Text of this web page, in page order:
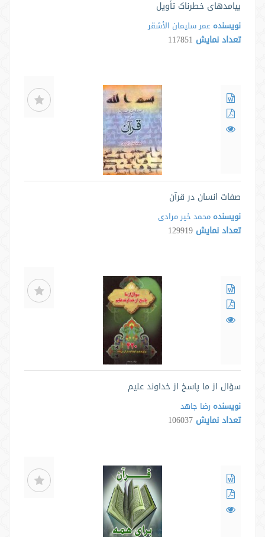
پیامدهای خطرناک تأویل
نویسنده عمر سلیمان الأشقر
تعداد نمایش 117851
صفات انسان در قرآن
نویسنده محمد خیر مرادی
تعداد نمایش 129919
سؤال از ما پاسخ از خداوند علیم
نویسنده رضا جاهد
تعداد نمایش 106037